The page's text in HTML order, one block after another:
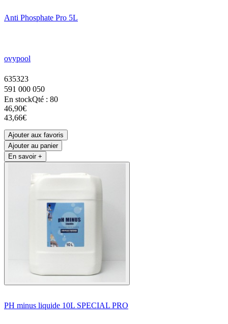
Anti Phosphate Pro 5L
ovypool
635323
591 000 050
En stockQté : 80
46,90€
43,66€
Ajouter aux favoris
Ajouter au panier
En savoir +
PH minus liquide 10L SPECIAL PRO